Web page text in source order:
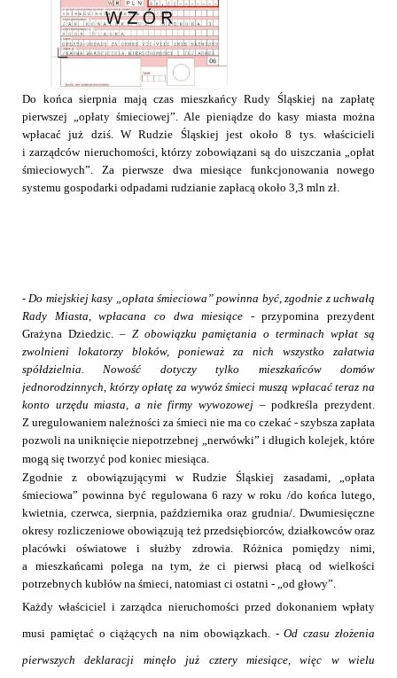
Do końca sierpnia mają czas mieszkańcy Rudy Śląskiej na zapłatę
pierwszej „opłaty śmieciowej”. Ale pieniądze do kasy miasta można
wpłacać już dziś. W Rudzie Śląskiej jest około 8 tys. właścicieli
i zarządców nieruchomości, którzy zobowiązani są do uiszczania „opłat
śmieciowych”. Za pierwsze dwa miesiące funkcjonowania nowego
systemu gospodarki odpadami rudzianie zapłacą około 3,3 mln zł.
- Do miejskiej kasy „opłata śmieciowa” powinna być, zgodnie z uchwałą
Rady Miasta, wpłacana co dwa miesiące - przypomina prezydent
Grażyna Dziedzic. – Z obowiązku pamiętania o terminach wpłat są
zwolnieni lokatorzy bloków, ponieważ za nich wszystko załatwia
spółdzielnia. Nowość dotyczy tylko mieszkańców domów
jednorodzinnych, którzy opłatę za wywóz śmieci muszą wpłacać teraz na
konto urzędu miasta, a nie firmy wywozowej –podkreśla prezydent.
Z uregulowaniem należności za śmieci nie ma co czekać - szybsza zapłata
pozwoli na uniknięcie niepotrzebnej „nerwówki” i długich kolejek, które
mogą się tworzyć pod koniec miesiąca.
Zgodnie z obowiązującymi w Rudzie Śląskiej zasadami, „opłata
śmieciowa” powinna być regulowana 6 razy w roku /do końca lutego,
kwietnia, czerwca, sierpnia, października oraz grudnia/. Dwumiesięczne
okresy rozliczeniowe obowiązują też przedsiębiorców, działkowców oraz
placówki oświatowe i służby zdrowia. Różnica pomiędzy nimi,
a mieszkańcami polega na tym, że ci pierwsi płacą od wielkości
potrzebnych kubłów na śmieci, natomiast ci ostatni - „od głowy”.
Każdy właściciel i zarządca nieruchomości przed dokonaniem wpłaty
musi pamiętać o ciążących na nim obowiązkach. -Od czasu złożenia
pierwszych deklaracji minęło już cztery miesiące, więc w wielu